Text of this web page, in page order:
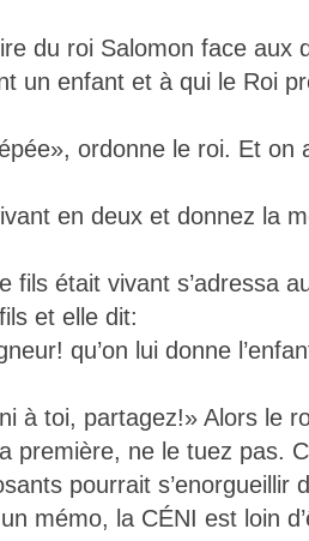
du roi Salomon face aux
un enfant et à qui le Roi
ordonne le roi. Et on
en deux et donnez la
fils était vivant s’adressa
et elle dit:
qu’on lui donne
à toi, partagez!» Alors le
première, ne le tuez pas.
pourrait s’enorgueillir
mémo, la CÉNI est loin